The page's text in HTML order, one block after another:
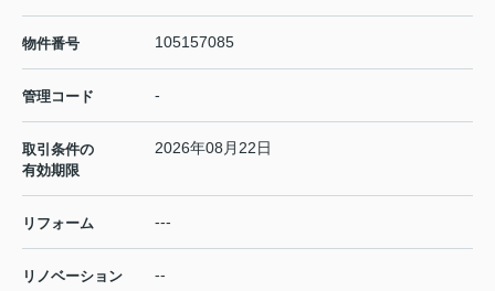
物件番号 105157085
管理コード -
取引条件の
有効期限
2026年08月22日
リフォーム ---
リノベーション --